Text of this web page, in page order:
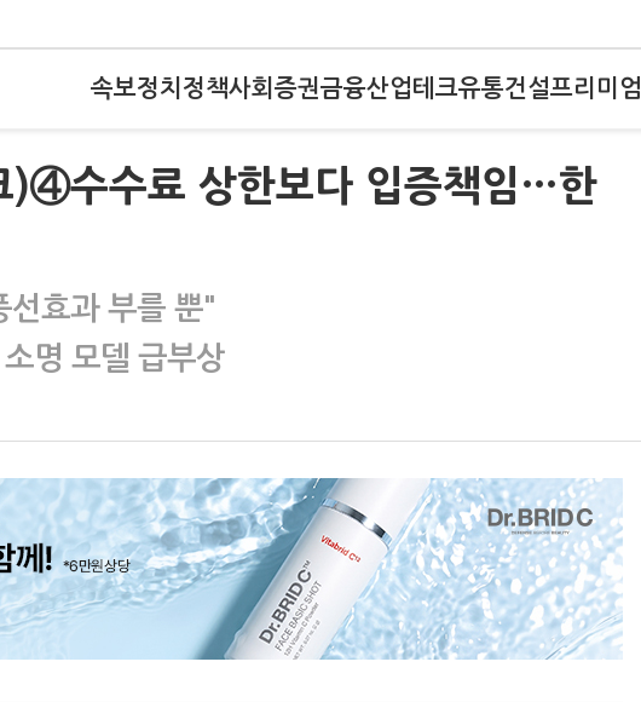
속보정치 정책사회 증권금융산업테크유통건설프리미엄
)④수수료 상한보다 입증책임…한
선효과 부를 뿐"
명 모델 급부상